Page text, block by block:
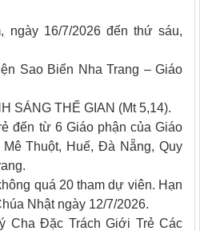
ngày 16/7/2026 đến thứ sáu,
Sao Biển Nha Trang – Giáo
SÁNG THẾ GIAN (Mt 5,14).
đến từ 6 Giáo phận của Giáo
Thuột, Huế, Đà Nẵng, Quy
quá 20 tham dự viên. Hạn
Nhật ngày 12/7/2026.
Cha Đặc Trách Giới Trẻ Các